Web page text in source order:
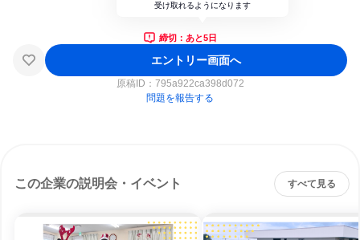
受け取れるようになります
締切：あと5日
エントリー画面へ
原稿ID： 795a922ca398d072
問題を報告する
この企業の説明会・イベント すべて見る